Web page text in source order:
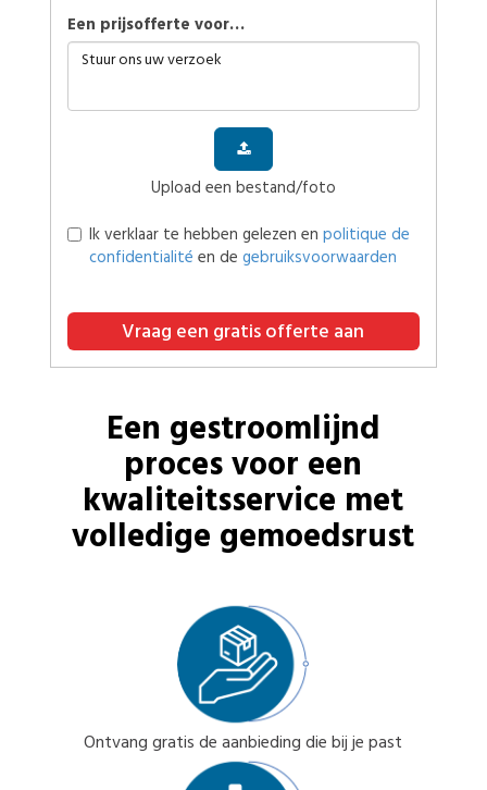
Een prijsofferte voor…
Upload een bestand/foto
Ik verklaar te hebben gelezen en politique de
confidentialité en de gebruiksvoorwaarden
Vraag een gratis offerte aan
Een gestroomlijnd
proces voor een
kwaliteitsservice met
volledige gemoedsrust
Ontvang gratis de aanbieding die bij je past